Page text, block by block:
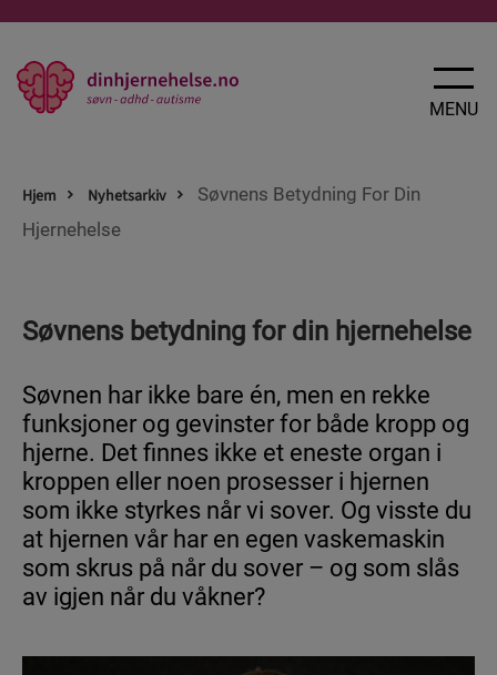
MENU
X
LUKK
Nyheter
Slik takler du søvnproblemer
3 tips for bedre søvn
Søvnens betydning for din hjernehelse
Rutiner er digg for søvnen
ADHD
Nyheter
Hjem Nyhetsarkiv
Søvnens Betydning For Din
Hjernehelse
Søvnens betydning for din hjernehelse
Søvnen har ikke bare én, men en rekke
funksjoner og gevinster for både kropp og
hjerne. Det finnes ikke et eneste organ i
kroppen eller noen prosesser i hjernen
som ikke styrkes når vi sover. Og visste du
at hjernen vår har en egen vaskemaskin
som skrus på når du sover – og som slås
av igjen når du våkner?